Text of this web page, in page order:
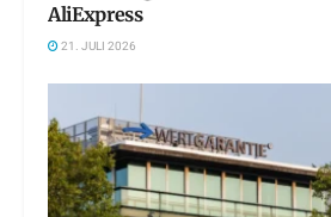
AliExpress
21. JULI 2026